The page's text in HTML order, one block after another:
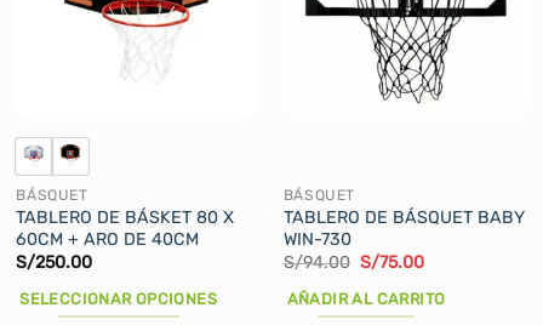
BÁSQUET
TABLERO DE BÁSKET 80 X
60CM + ARO DE 40CM
S/250.00
SELECCIONAR OPCIONES
BÁSQUET
TABLERO DE BÁSQUET BABY
WIN-730
S/94.00 El
original
era:
S/75.00El
actual
AÑADIR AL CARRITO